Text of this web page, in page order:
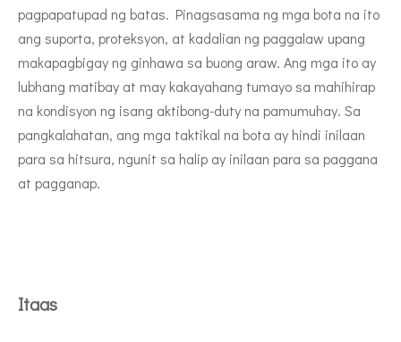
pagpapatupad ng batas. Pinagsasama ng mga bota na ito
ang suporta, proteksyon, at kadalian ng paggalaw upang
makapagbigay ng ginhawa sa buong araw. Ang mga ito ay
lubhang matibay at may kakayahang tumayo sa mahihirap
na kondisyon ng isang aktibong-duty na pamumuhay. Sa
pangkalahatan, ang mga taktikal na bota ay hindi inilaan
para sa hitsura, ngunit sa halip ay inilaan para sa paggana
at pagganap.
Itaas